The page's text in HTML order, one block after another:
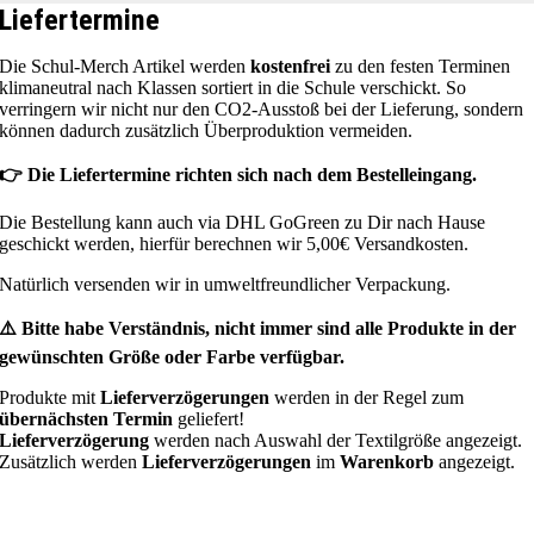
Liefertermine
Die Schul-Merch Artikel werdenkostenfrei zu den festen Terminen
klimaneutral nach Klassen sortiert in die Schule verschickt. So
verringern wir nicht nur den CO2-Ausstoß bei der Lieferung, sondern
können dadurch zusätzlich Überproduktion vermeiden.
👉 Die Liefertermine richten sich nach dem Bestelleingang.
Die Bestellung kann auch via DHL GoGreen zu Dir nach Hause
geschickt werden, hierfür berechnen wir 5,00€ Versandkosten.
Natürlich versenden wir in umweltfreundlicher Verpackung.
⚠️ Bitte habe Verständnis, nicht immer sind alle Produkte in der
gewünschten Größe oder Farbe verfügbar.
Produkte mitLieferverzögerungen werden in der Regel zum
übernächsten Termin geliefert!
Lieferverzögerung werden nach Auswahl der Textilgröße angezeigt.
Zusätzlich werdenLieferverzögerungen imWarenkorb angezeigt.